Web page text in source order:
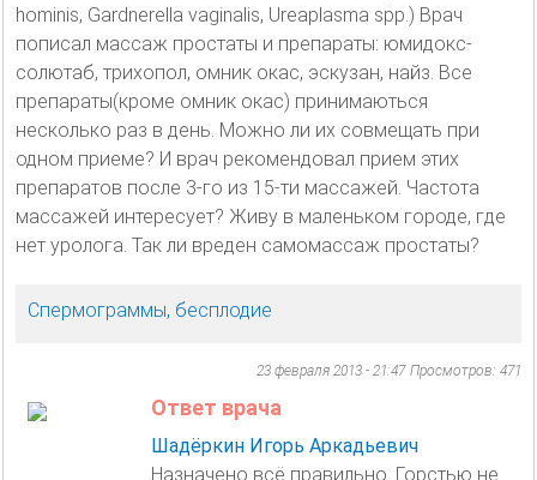
hominis, Gardnerella vaginalis, Ureaplasma spp.) Врач
пописал массаж простаты и препараты: юмидокс-
солютаб, трихопол, омник окас, эскузан, найз. Все
препараты(кроме омник окас) принимаються
несколько раз в день. Можно ли их совмещать при
одном приеме? И врач рекомендовал прием этих
препаратов после 3-го из 15-ти массажей. Частота
массажей интересует? Живу в маленьком городе, где
нет уролога. Так ли вреден самомассаж простаты?
Спермограммы, бесплодие
23 февраля 2013 - 21:47 Просмотров: 471
Ответ врача
Шадёркин Игорь Аркадьевич
Назначено всё правильно. Горстью не